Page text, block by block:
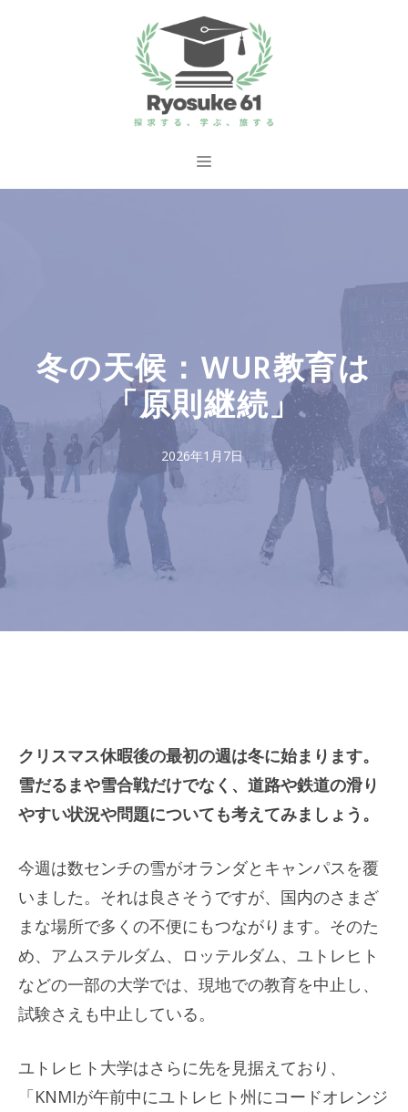
ス
メ
冬の天候：WUR教育は
「原則継続」
2026年1月7日
クリスマス休暇後の最初の週は冬に始まります。
雪だるまや雪合戦だけでなく、道路や鉄道の滑り
やすい状況や問題についても考えてみましょう。
今週は数センチの雪がオランダとキャンパスを覆
いました。それは良さそうですが、国内のさまざ
まな場所で多くの不便にもつながります。そのた
め、アムステルダム、ロッテルダム、ユトレヒト
などの一部の大学では、現地での教育を中止し、
試験さえも中止している。
ユトレヒト大学はさらに先を見据えており、
「KNMIが午前中にユトレヒト州にコードオレンジ